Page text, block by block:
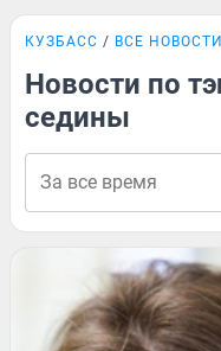
КУЗБАСС ВСЕ НОВОСТИ
Новости по
седины